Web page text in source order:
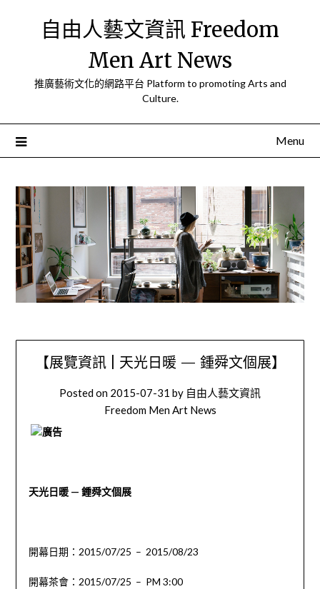
自由人藝文資訊 Freedom
Men Art News
推廣藝術文化的網路平台 Platform to promoting Arts and
Culture.
Menu
【展覽資訊 | 天光日暖 — 鍾舜文個展】
Posted on 2015-07-31 by 自由人藝文資訊
Freedom Men Art News
天光日暖 — 鍾舜文個展
開幕日期：2015/07/25 – 2015/08/23
開幕茶會：2015/07/25 – PM 3:00